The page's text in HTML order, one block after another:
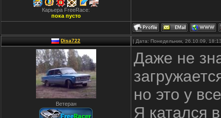
Карьера FreeRace:
пока пусто
Disa722 | Дата: Понедельник, 26.10.09,
Ветеран
Даже не
но это у
Я катался